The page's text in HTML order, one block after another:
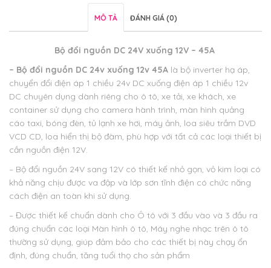
MÔ TẢ ĐÁNH GIÁ (0)
Bộ đổi nguồn DC 24V xuống 12V – 45A
– Bộ đổi nguồn DC 24v xuống 12v 45A là bộ inverter hạ áp,
chuyển đổi điện áp 1 chiều 24v DC xuống điện áp 1 chiều 12v
DC chuyên dụng dành riêng cho ô tô, xe tải, xe khách, xe
container sử dụng cho camera hành trình, màn hình quảng
cáo taxi, bóng đèn, tủ lạnh xe hơi, máy ảnh, loa siêu trầm DVD
VCD CD, loa hiển thị bộ đàm, phù hợp với tất cả các loại thiết bị
cần nguồn điện 12V.
– Bộ đổi nguồn 24V sang 12V có thiết kế nhỏ gọn, vỏ kim loại có
khả năng chịu được va đập và lớp sơn tĩnh điện có chức năng
cách điện an toàn khi sử dụng.
– Được thiết kế chuẩn dành cho Ô tô với 3 đầu vào và 3 đầu ra
đúng chuẩn các loại Màn hình ô tô, Máy nghe nhạc trên ô tô
thường sử dụng, giúp đảm bảo cho các thiết bị này chạy ổn
định, đúng chuẩn, tăng tuổi thọ cho sản phẩm